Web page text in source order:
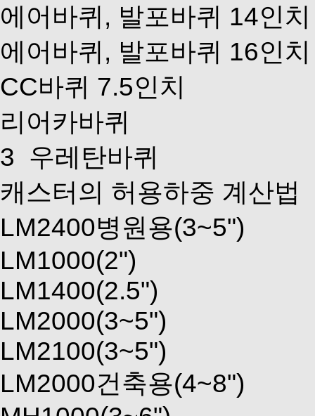
에어바퀴, 발포바퀴 14인치
에어바퀴, 발포바퀴 16인치
CC바퀴 7.5인치
리어카바퀴
3 우레탄바퀴
캐스터의 허용하중 계산법
LM2400병원용(3~5")
LM1000(2")
LM1400(2.5")
LM2000(3~5")
LM2100(3~5")
LM2000건축용(4~8")